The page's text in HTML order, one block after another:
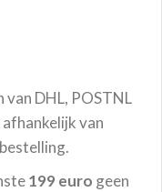
DHL, POSTNL
van
199 euro geen